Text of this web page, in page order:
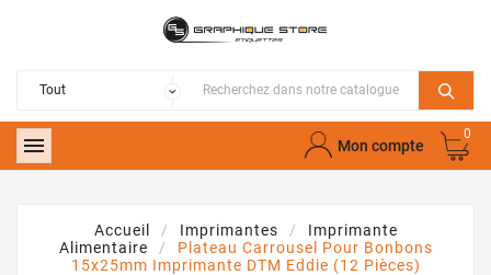
 Mon compte
0
Accueil Imprimantes
Imprimante
Alimentaire
Plateau Carrousel Pour Bonbons
15x25mm Imprimante DTM Eddie (12 Pièces)